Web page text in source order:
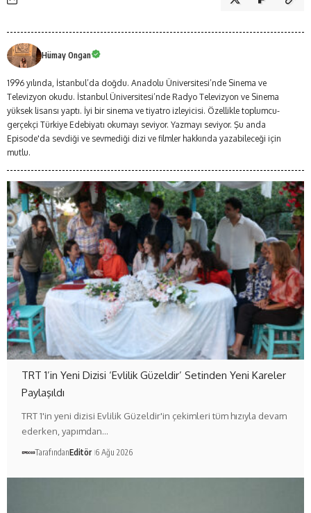
Hümay Ongan
1996 yılında, İstanbul’da doğdu. Anadolu Üniversitesi’nde Sinema ve
Televizyon okudu. İstanbul Üniversitesi’nde Radyo Televizyon ve Sinema
yüksek lisansı yaptı. İyi bir sinema ve tiyatro izleyicisi. Özellikle toplumcu-
gerçekçi Türkiye Edebiyatı okumayı seviyor. Yazmayı seviyor. Şu anda
Episode'da sevdiği ve sevmediği dizi ve filmler hakkında yazabileceği için
mutlu.
TRT 1’in Yeni Dizisi ‘Evlilik Güzeldir’ Setinden Yeni Kareler
Paylaşıldı
TRT 1'in yeni dizisi Evlilik Güzeldir'in çekimleri tüm hızıyla devam
ederken, yapımdan…
TarafındanEditör 6 Ağu 2026